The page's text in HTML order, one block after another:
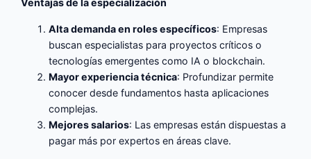
Ventajas de la especialización
Alta demanda en roles específicos: Empresas
buscan especialistas para proyectos críticos o
tecnologías emergentes como IA o blockchain.
Mayor experiencia técnica: Profundizar permite
conocer desde fundamentos hasta aplicaciones
complejas.
Mejores salarios: Las empresas están dispuestas a
pagar más por expertos en áreas clave.